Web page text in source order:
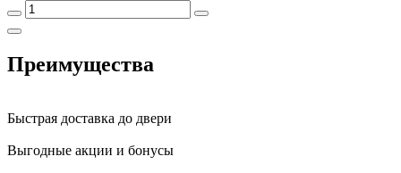
Преимущества
Быстрая доставка до двери
Выгодные акции и бонусы